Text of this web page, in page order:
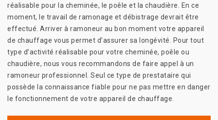
réalisable pour la cheminée, le poêle et la chaudière. En ce
moment, le travail de ramonage et débistrage devrait être
effectué. Arriver à ramoneur au bon moment votre appareil
de chauffage vous permet d’assurer sa longévité. Pour tout
type d’activité réalisable pour votre cheminée, poêle ou
chaudière, nous vous recommandons de faire appel à un
ramoneur professionnel. Seul ce type de prestataire qui
possède la connaissance fiable pour ne pas mettre en danger
le fonctionnement de votre appareil de chauffage.